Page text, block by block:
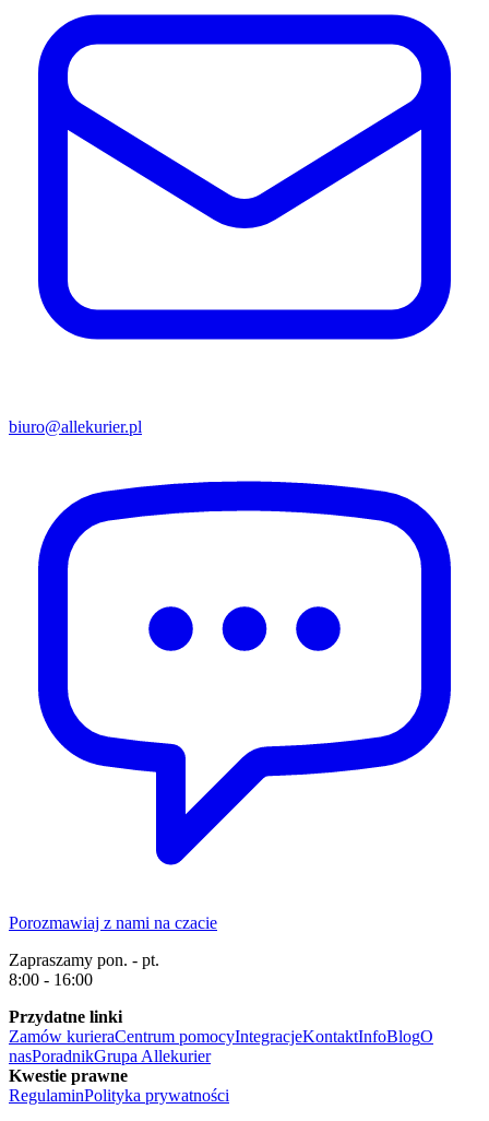
biuro@allekurier.pl
Porozmawiaj z nami na czacie
Zapraszamy pon. - pt.
8:00 - 16:00
Przydatne linki
Zamów kurieraCentrum pomocyIntegracjeKontaktInfoBlogO
nasPoradnikGrupa Allekurier
Kwestie prawne
RegulaminPolityka prywatności